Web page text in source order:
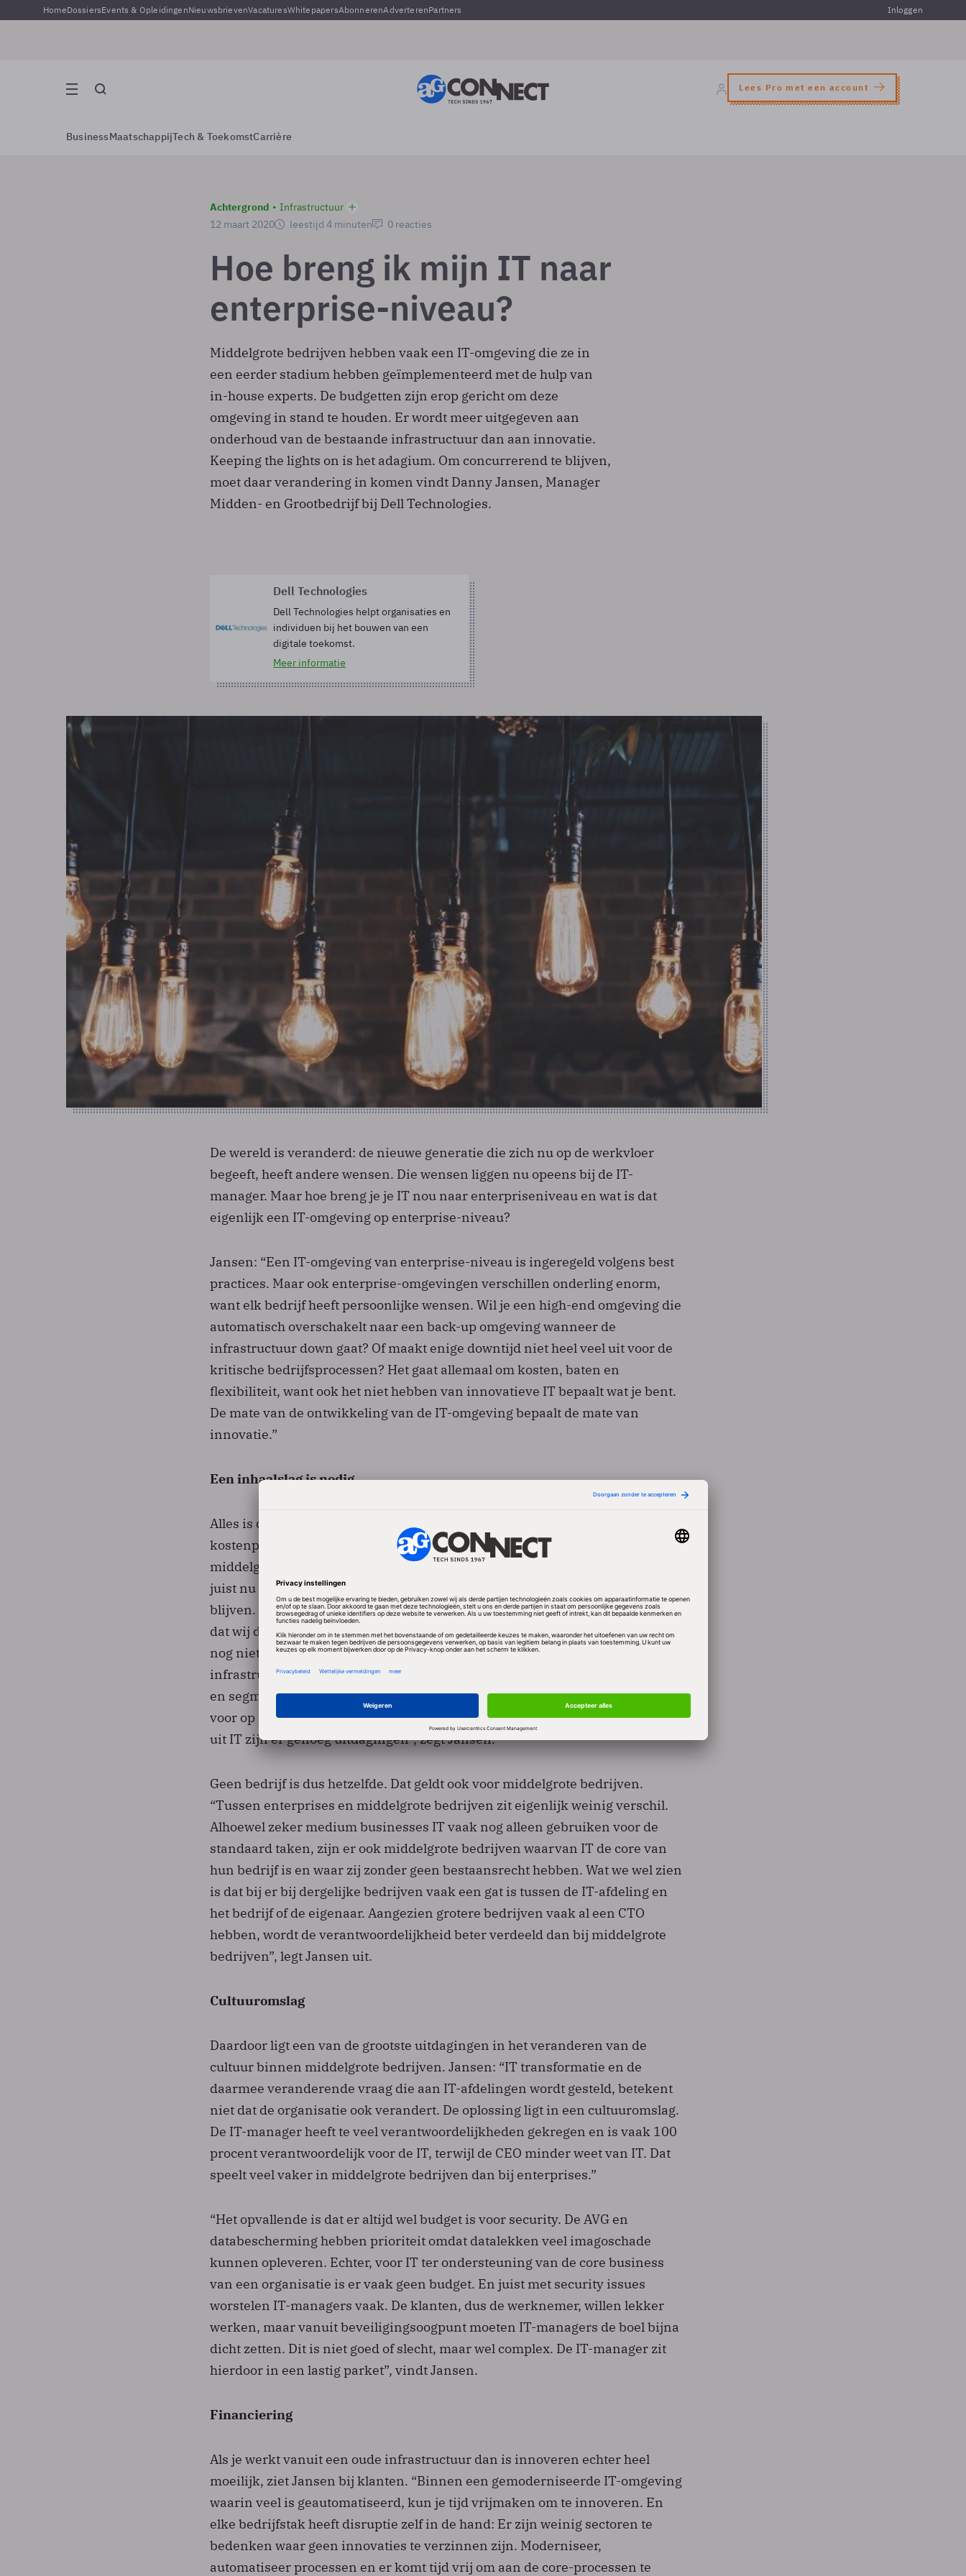
HomeDossiersEvents & OpleidingenNieuwsbrievenVacaturesWhitepapersAbonnerenAdverterenPartners Inloggen
Lees Pro met een account
BusinessMaatschappijTech & ToekomstCarrière
Achtergrond
Infrastructuur
12 maart 2020
leestijd 4 minuten 0 reacties
Hoe breng ik mijn IT naar
enterprise-niveau?
Middelgrote bedrijven hebben vaak een IT-omgeving die ze in
een eerder stadium hebben geïmplementeerd met de hulp van
in-house experts. De budgetten zijn erop gericht om deze
omgeving in stand te houden. Er wordt meer uitgegeven aan
onderhoud van de bestaande infrastructuur dan aan innovatie.
Keeping the lights on is het adagium. Om concurrerend te blijven,
moet daar verandering in komen vindt Danny Jansen, Manager
Midden- en Grootbedrijf bij Dell Technologies.
Dell Technologies
Dell Technologies helpt organisaties en
individuen bij het bouwen van een
digitale toekomst.
Meer informatie
De wereld is veranderd: de nieuwe generatie die zich nu op de werkvloer
begeeft, heeft andere wensen. Die wensen liggen nu opeens bij de IT-
manager. Maar hoe breng je je IT nou naar enterpriseniveau en wat is dat
eigenlijk een IT-omgeving op enterprise-niveau?
Jansen: “Een IT-omgeving van enterprise-niveau is ingeregeld volgens best
practices. Maar ook enterprise-omgevingen verschillen onderling enorm,
want elk bedrijf heeft persoonlijke wensen. Wil je een high-end omgeving die
automatisch overschakelt naar een back-up omgeving wanneer de
infrastructuur down gaat? Of maakt enige downtijd niet heel veel uit voor de
kritische bedrijfsprocessen? Het gaat allemaal om kosten, baten en
flexibiliteit, want ook het niet hebben van innovatieve IT bepaalt wat je bent.
De mate van de ontwikkeling van de IT-omgeving bepaalt de mate van
innovatie.”
Een inhaalslag is nodig
Alles is dus te automatiseren, maar daar hangt natuurlijk wel een
kostenplaatje aan. Uit onderzoek van Dell en IDG blijkt dat 46 procent van de
middelgrote bedrijven dat kostenplaatje ziet als grootste uitdaging. “Maar
juist nu is het belangrijk om te investeren om de concurrentie voor te kunnen
blijven. Als je nu niet innoveert, heb je direct een achterstand. Het gekke is
dat wij dit onderzoek drie jaar geleden ook hebben gedaan en in feite is er
nog niets veranderd. Er gaat nog steeds te veel tijd en geld naar de huidige IT-
infrastructuur. Een inhaalslag is dus nodig. Maar hoe doe je dat? Per bedrijf
en segment is dat natuurlijk anders. Sommige bedrijfstakken lopen niet echt
voor op het gebied van innovatie. Maar zelfs voor bedrijven die geboren zijn
uit IT zijn er genoeg uitdagingen”, zegt Jansen.
Geen bedrijf is dus hetzelfde. Dat geldt ook voor middelgrote bedrijven.
“Tussen enterprises en middelgrote bedrijven zit eigenlijk weinig verschil.
Alhoewel zeker medium businesses IT vaak nog alleen gebruiken voor de
standaard taken, zijn er ook middelgrote bedrijven waarvan IT de core van
hun bedrijf is en waar zij zonder geen bestaansrecht hebben. Wat we wel zien
is dat bij er bij dergelijke bedrijven vaak een gat is tussen de IT-afdeling en
het bedrijf of de eigenaar. Aangezien grotere bedrijven vaak al een CTO
hebben, wordt de verantwoordelijkheid beter verdeeld dan bij middelgrote
bedrijven”, legt Jansen uit.
Cultuuromslag
Daardoor ligt een van de grootste uitdagingen in het veranderen van de
cultuur binnen middelgrote bedrijven. Jansen: “IT transformatie en de
daarmee veranderende vraag die aan IT-afdelingen wordt gesteld, betekent
niet dat de organisatie ook verandert. De oplossing ligt in een cultuuromslag.
De IT-manager heeft te veel verantwoordelijkheden gekregen en is vaak 100
procent verantwoordelijk voor de IT, terwijl de CEO minder weet van IT. Dat
speelt veel vaker in middelgrote bedrijven dan bij enterprises.”
“Het opvallende is dat er altijd wel budget is voor security. De AVG en
databescherming hebben prioriteit omdat datalekken veel imagoschade
kunnen opleveren. Echter, voor IT ter ondersteuning van de core business
van een organisatie is er vaak geen budget. En juist met security issues
worstelen IT-managers vaak. De klanten, dus de werknemer, willen lekker
werken, maar vanuit beveiligingsoogpunt moeten IT-managers de boel bijna
dicht zetten. Dit is niet goed of slecht, maar wel complex. De IT-manager zit
hierdoor in een lastig parket”, vindt Jansen.
Financiering
Als je werkt vanuit een oude infrastructuur dan is innoveren echter heel
moeilijk, ziet Jansen bij klanten. “Binnen een gemoderniseerde IT-omgeving
waarin veel is geautomatiseerd, kun je tijd vrijmaken om te innoveren. En
elke bedrijfstak heeft disruptie zelf in de hand: Er zijn weinig sectoren te
bedenken waar geen innovaties te verzinnen zijn. Moderniseer,
automatiseer processen en er komt tijd vrij om aan de core-processen te